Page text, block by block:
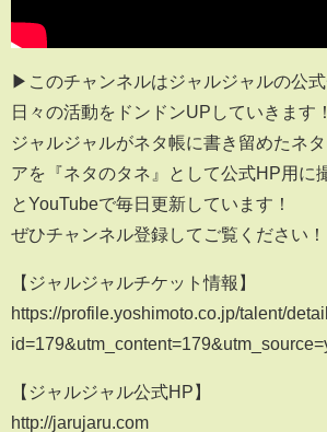
▶このチャンネルはジャルジャルの公式
日々の活動をドンドンUPしていきます！
ジャルジャルがネタ帳に書き留めたネ
アを『ネタのタネ』として公式HP用に
とYouTubeで毎日更新しています！
ぜひチャンネル登録してご覧ください！
【ジャルジャルチケット情報】
https://profile.yoshimoto.co.jp/talent/
【ジャルジャル公式HP】
http://jarujaru.com